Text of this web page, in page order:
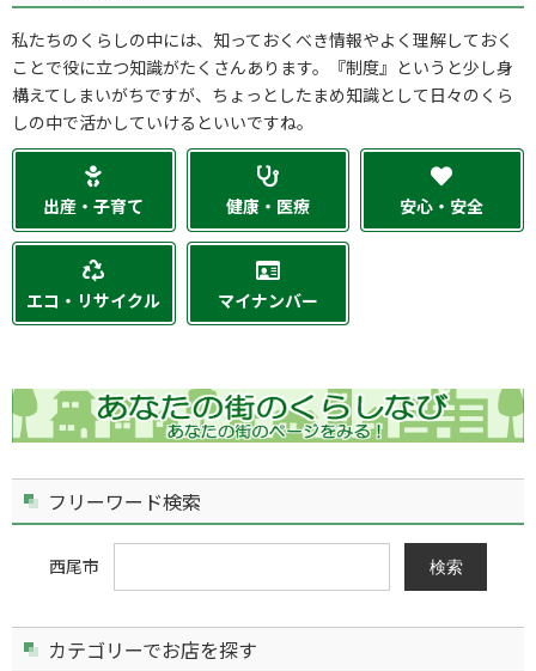
私たちのくらしの中には、知っておくべき情報やよく理解しておく
ことで役に立つ知識がたくさんあります。『制度』というと少し身
構えてしまいがちですが、ちょっとしたまめ知識として日々のくら
しの中で活かしていけるといいですね。
出産・子育て 健康・医療 安心・安全
エコ・リサイクル マイナンバー
フリーワード検索
西尾市 検索
カテゴリーでお店を探す